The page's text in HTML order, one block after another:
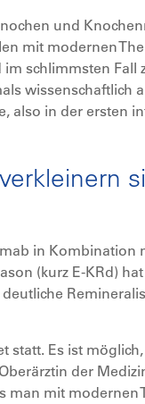
und
mit modernen
schlimmsten
wissenschaftlich
in der ersten
in
(kurz E-KRd)
statt. Es ist
der
mit modernen